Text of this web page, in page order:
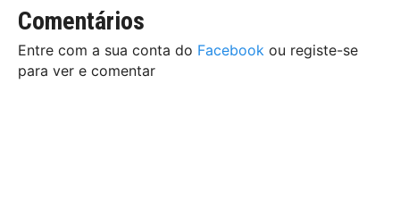
Comentários
Entre com a sua conta do Facebook ou registe-se
para ver e comentar